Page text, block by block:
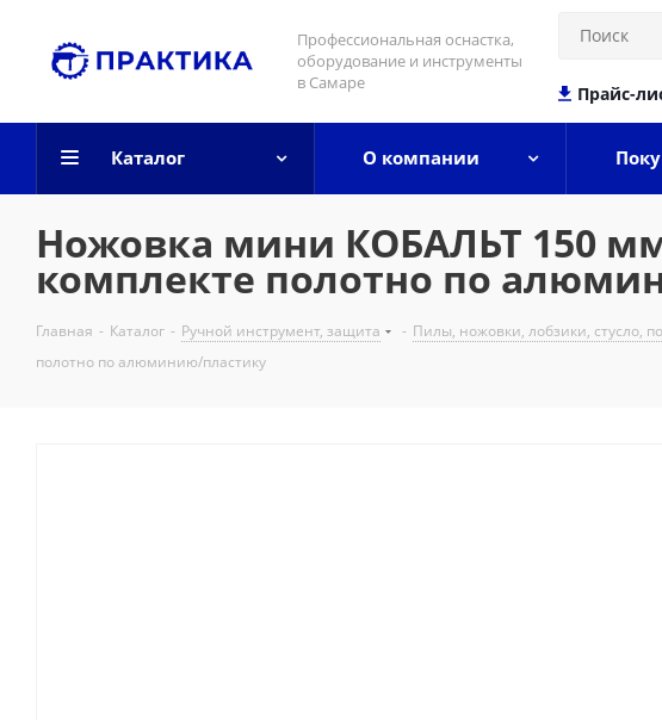
Профессиональная оснастка,
оборудование и инструменты
в Самаре
Прайс-
Каталог О компании
Ножовка мини КОБАЛЬТ 150
комплекте полотно по
Главная - Каталог - Ручной инструмент, защита - Пилы, ножовки, лобзики, стусло,
полотно по алюминию/пластику